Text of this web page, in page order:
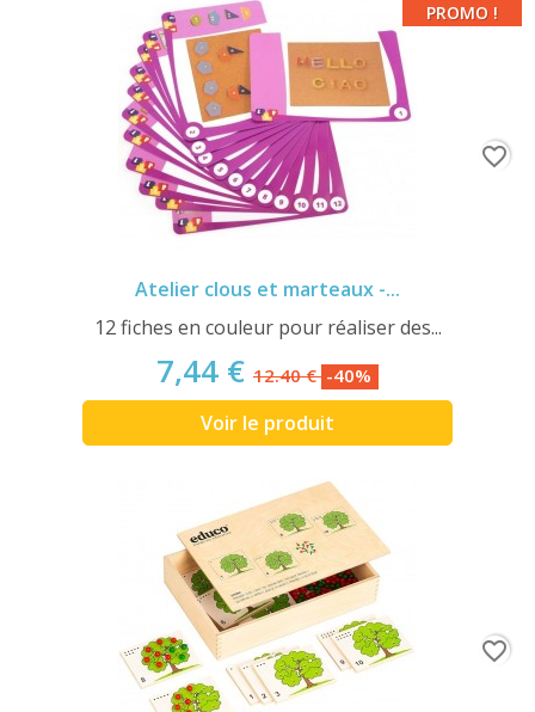
Atelier clous et marteaux -...
12 fiches en couleur pour réaliser des...
7,44 € 12.40 € -40%
Voir le produit
PROMO !
favorite_border
favorite_border